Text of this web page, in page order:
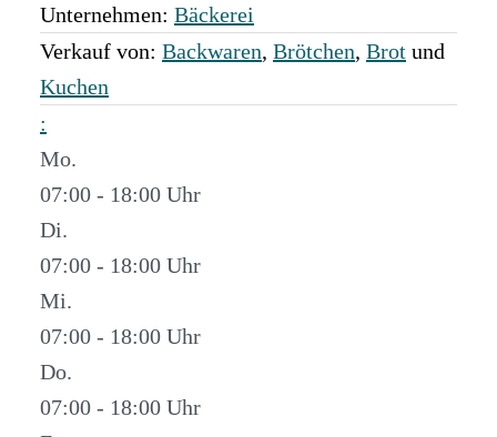
Unternehmen: Bäckerei
Verkauf von: Backwaren, Brötchen, Brot und
Kuchen
:
Mo.
07:00 - 18:00
Di.
07:00 - 18:00
Mi.
07:00 - 18:00
Do.
07:00 - 18:00